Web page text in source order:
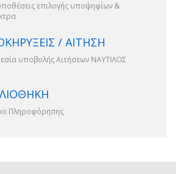
επιλογής υποψηφίων &
/ ΑΙΤΗΣΗ
υποβολής Αιτήσεων ΝΑΥΤΙΛΟΣ
Πληροφόρησης